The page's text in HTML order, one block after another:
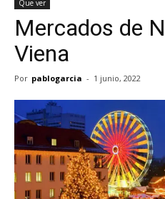
Que ver
Mercados de
Viena
Por pablogarcia - 1 junio, 2022